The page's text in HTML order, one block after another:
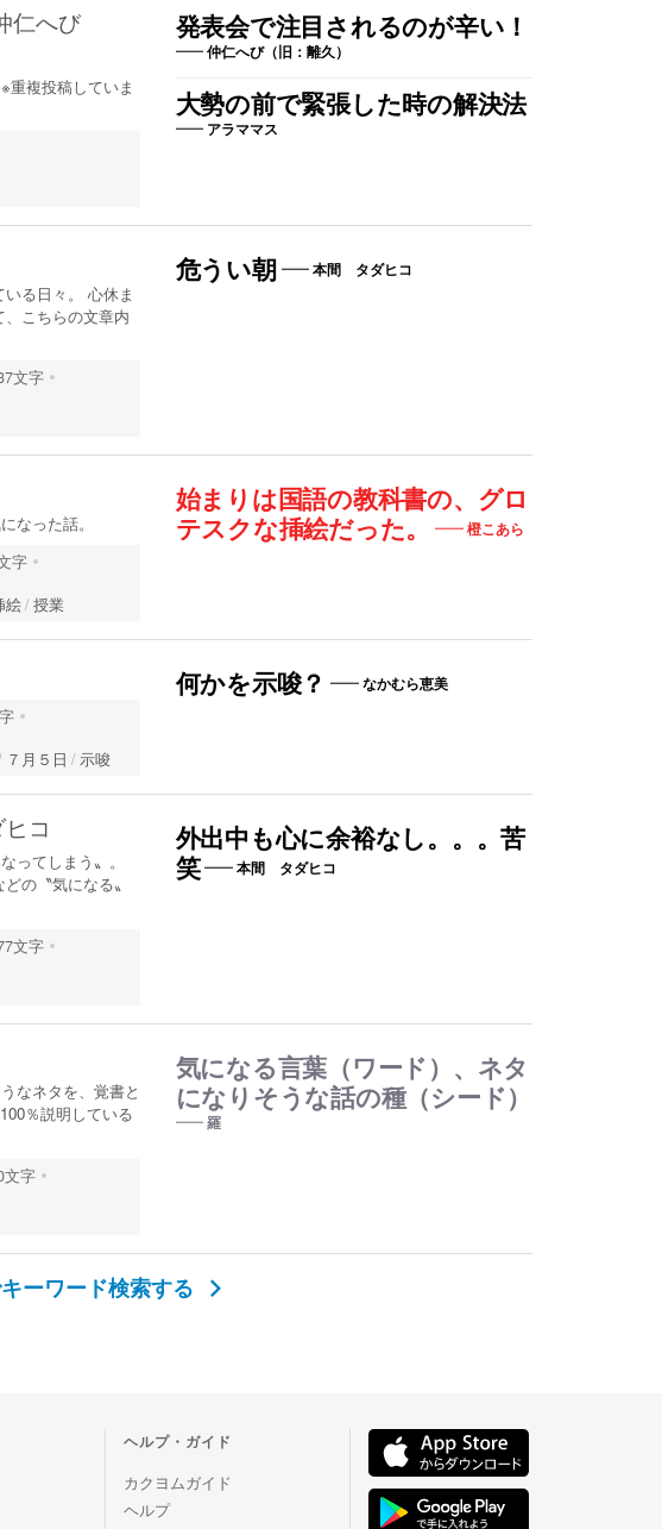
発表会で注目されるのが辛い！
仲仁へび（旧：離久）
大勢の前で緊張した時の解決法
アラママス
仁へび
重複投稿していま
危うい朝 本間 タダヒコ
る日々。 心休ま
こちらの文章内
文字
始まりは国語の教科書の、グロ
テスクな挿絵だった。
橙こあら
なった話。
字
絵 授業
何かを示唆？ なかむら恵美
７月５日 示唆
外出中も心に余裕なし。。。苦
笑
本間 タダヒコ
コ
ってしまう〟。
の〝気になる〟
文字
気になる言葉（ワード）、ネタ
になりそうな話の種（シード）
羅
なネタを、覚書と
％説明している
文字
ーワード検索する
ヘルプ・ガイド
カクヨムガイド
ヘルプ